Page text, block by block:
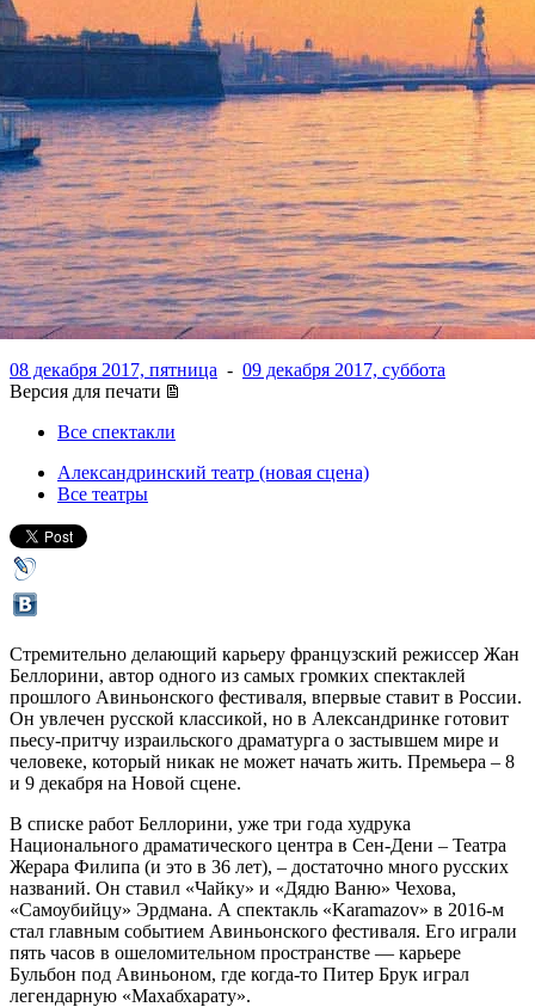
Премьеру по израильской
пьесе на Новой сцене
Александринки готовит
француз Жан Беллорини
08 декабря 2017, пятница - 09 декабря 2017, суббота
Версия для печати
Все спектакли
Александринский театр (новая сцена)
Все театры
Стремительно делающий карьеру французский режиссер Жан
Беллорини, автор одного из самых громких спектаклей
прошлого Авиньонского фестиваля, впервые ставит в России.
Он увлечен русской классикой, но в Александринке готовит
пьесу-притчу израильского драматурга о застывшем мире и
человеке, который никак не может начать жить. Премьера – 8
и 9 декабря на Новой сцене.
В списке работ Беллорини, уже три года худрука
Национального драматического центра в Сен-Дени – Театра
Жерара Филипа (и это в 36 лет), – достаточно много русских
названий. Он ставил «Чайку» и «Дядю Ваню» Чехова,
«Самоубийцу» Эрдмана. А спектакль «Karamazov» в 2016-м
стал главным событием Авиньонского фестиваля. Его играли
пять часов в ошеломительном пространстве — карьере
Бульбон под Авиньоном, где когда-то Питер Брук играл
легендарную «Махабхарату».